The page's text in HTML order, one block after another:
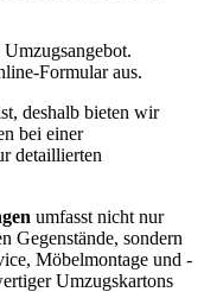
Formular aus.
deshalb bieten wir
bei einer
detaillierten
umfasst nicht nur
Gegenstände, sondern
Möbelmontage und -
Umzugskartons